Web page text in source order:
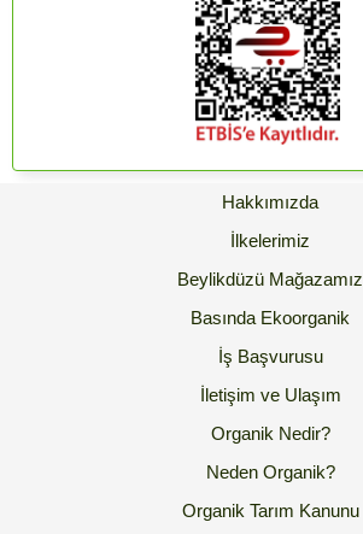
Hakkımızda
İlkelerimiz
Beylikdüzü Mağazamız
Basında Ekoorganik
İş Başvurusu
İletişim ve Ulaşım
Organik Nedir?
Neden Organik?
Organik Tarım Kanunu